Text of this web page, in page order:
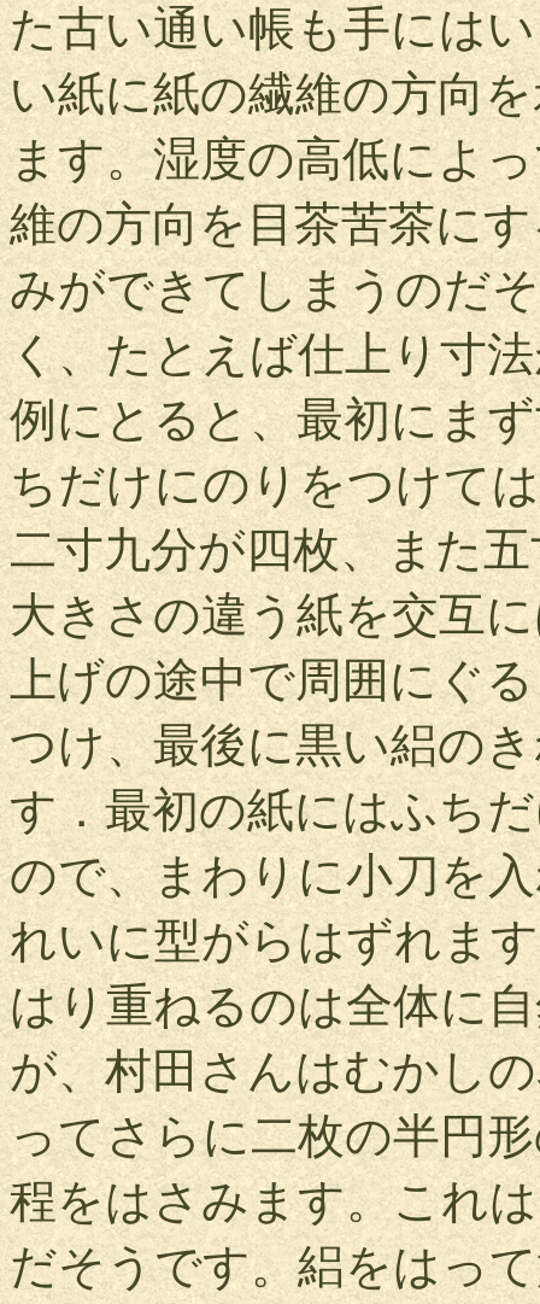
た古い通い帳も手には
い紙に紙の繊維の方向
ます。湿度の高低によ
維の方向を目茶苦茶に
みができてしまうのだ
く、たとえば仕上り寸
例にとると、最初にま
ちだけにのりをつけて
二寸九分が四枚、また
大きさの違う紙を交互
上げの途中で周囲にぐ
つけ、最後に黒い絽の
す．最初の紙にはふち
ので、まわりに小刀を
れいに型がらはずれま
はり重ねるのは全体に
が、村田さんはむかし
ってさらに二枚の半円
程をはさみます。これ
だそうです。絽をはっ